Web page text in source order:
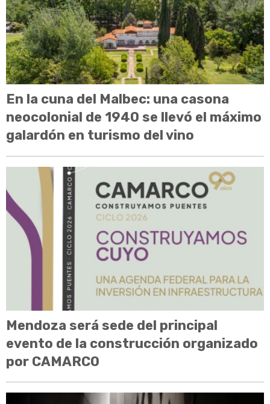
En la cuna del Malbec: una casona
neocolonial de 1940 se llevó el máximo
galardón en turismo del vino
Mendoza será sede del principal
evento de la construcción organizado
por CAMARCO